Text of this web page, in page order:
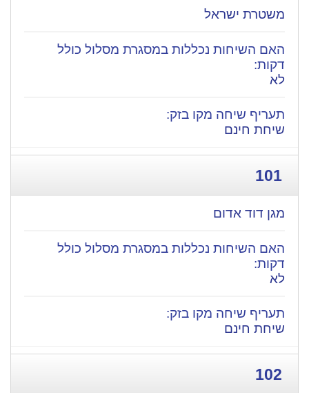
משטרת ישראל
לא
שיחת חינם
101
מגן דוד אדום
לא
שיחת חינם
102